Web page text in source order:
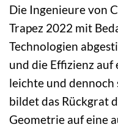
Die Ingenieure von
Trapez 2022 mit
Technologien
und die Effizienz auf
leichte und
bildet das Rückgrat
Geometrie auf eine